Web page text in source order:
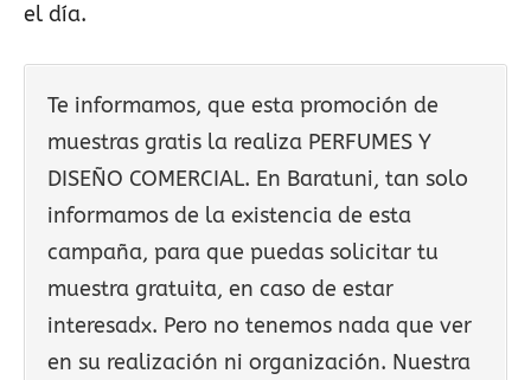
el día.
Te informamos, que esta promoción de
muestras gratis la realiza PERFUMES Y
DISEÑO COMERCIAL. En Baratuni, tan solo
informamos de la existencia de esta
campaña, para que puedas solicitar tu
muestra gratuita, en caso de estar
interesadx. Pero no tenemos nada que ver
en su realización ni organización. Nuestra